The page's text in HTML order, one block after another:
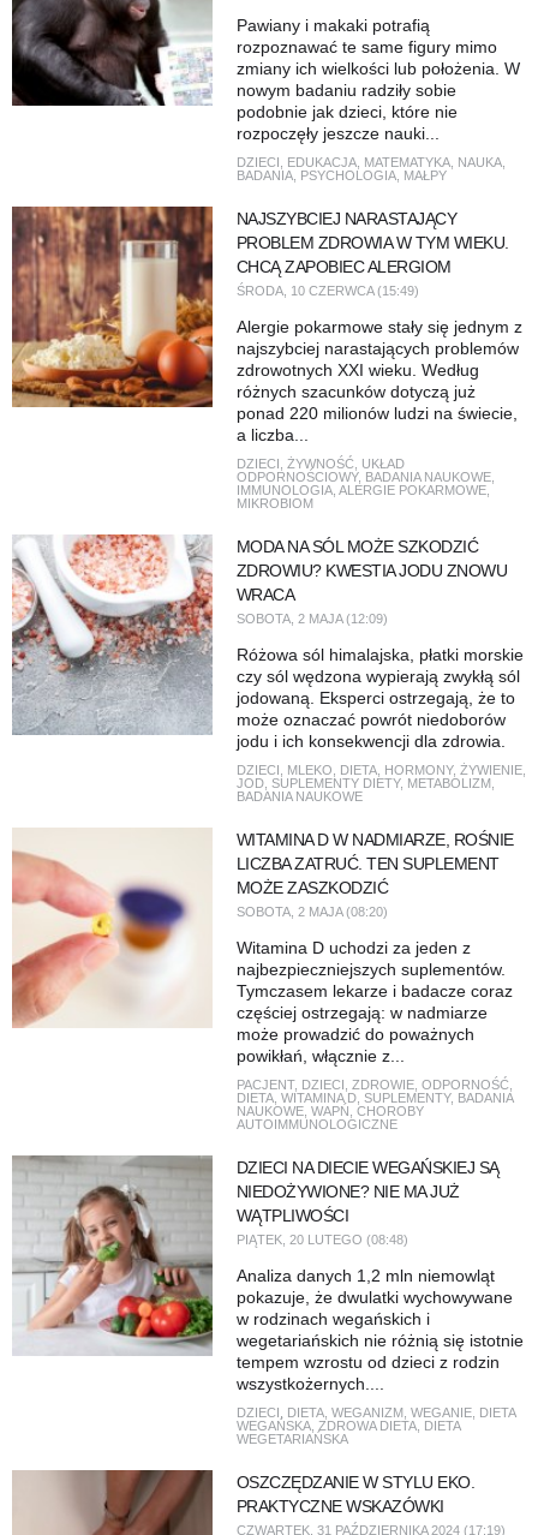
Pawiany i makaki potrafią
rozpoznawać te same figury mimo
zmiany ich wielkości lub położenia. W
nowym badaniu radziły sobie
podobnie jak dzieci, które nie
rozpoczęły jeszcze nauki...
DZIECI EDUKACJA, MATEMATYKA, NAUKA,
BADANIA, PSYCHOLOGIA, MAŁPY
NAJSZYBCIEJ NARASTAJĄCY
PROBLEM ZDROWIA W TYM WIEKU.
CHCĄ ZAPOBIEC ALERGIOM
ŚRODA, 10 CZERWCA (15:49)
Alergie pokarmowe stały się jednym z
najszybciej narastających problemów
zdrowotnych XXI wieku. Według
różnych szacunków dotyczą już
ponad 220 milionów ludzi na świecie,
a liczba...
DZIECI ŻYWNOŚĆ, UKŁAD
ODPORNOŚCIOWY, BADANIA NAUKOWE,
IMMUNOLOGIA, ALERGIE POKARMOWE,
MIKROBIOM
MODA NA SÓL MOŻE SZKODZIĆ
ZDROWIU? KWESTIA JODU ZNOWU
WRACA
SOBOTA, 2 MAJA (12:09)
Różowa sól himalajska, płatki morskie
czy sól wędzona wypierają zwykłą sól
jodowaną. Eksperci ostrzegają, że to
może oznaczać powrót niedoborów
jodu i ich konsekwencji dla zdrowia.
DZIECI MLEKO DIETA, HORMONY, ŻYWIENIE,
JOD, SUPLEMENTY DIETY, METABOLIZM,
BADANIA NAUKOWE
WITAMINA D W NADMIARZE, ROŚNIE
LICZBA ZATRUĆ. TEN SUPLEMENT
MOŻE ZASZKODZIĆ
SOBOTA, 2 MAJA (08:20)
Witamina D uchodzi za jeden z
najbezpieczniejszych suplementów.
Tymczasem lekarze i badacze coraz
częściej ostrzegają: w nadmiarze
może prowadzić do poważnych
powikłań, włącznie z...
PACJENT, DZIECI ZDROWIE, ODPORNOŚĆ,
DIETA, WITAMINA D, SUPLEMENTY, BADANIA
NAUKOWE, WAPŃ CHOROBY
AUTOIMMUNOLOGICZNE
DZIECI NA DIECIE WEGAŃSKIEJ SĄ
NIEDOŻYWIONE? NIE MA JUŻ
WĄTPLIWOŚCI
PIĄTEK, 20 LUTEGO (08:48)
Analiza danych 1,2 mln niemowląt
pokazuje, że dwulatki wychowywane
w rodzinach wegańskich i
wegetariańskich nie różnią się istotnie
tempem wzrostu od dzieci z rodzin
wszystkożernych....
DZIECI DIETA, WEGANIZM, WEGANIE, DIETA
WEGAŃSKA, ZDROWA DIETA, DIETA
WEGETARIAŃSKA
OSZCZĘDZANIE W STYLU EKO.
PRAKTYCZNE WSKAZÓWKI
CZWARTEK, 31 PAŹDZIERNIKA 2024 (17:19)